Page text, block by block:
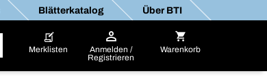
Blätterkatalog Über BTI
Merklisten
Anmelden /
Registrieren
Warenkorb